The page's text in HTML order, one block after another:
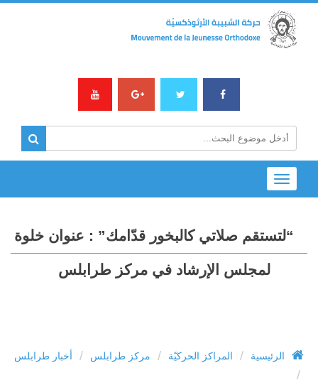
Toggle
navigation
“لتستقم صلاتي كالبخور قدّامك” : عنوان خلوة
لمجلس الإرشاد في مركز طرابلس
الرئيسية / المراكز الحركيّة / مركز طرابلس / أخبار طرابلس